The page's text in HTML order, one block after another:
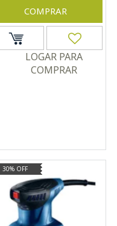
COMPRAR
LOGAR PARA
COMPRAR
30% OFF